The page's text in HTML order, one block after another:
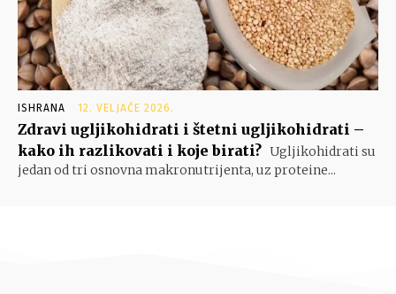
ISHRANA 12. VELJAČE 2026.
Zdravi ugljikohidrati i štetni ugljikohidrati –
kako ih razlikovati i koje birati? Ugljikohidrati su
jedan od tri osnovna makronutrijenta, uz proteine...